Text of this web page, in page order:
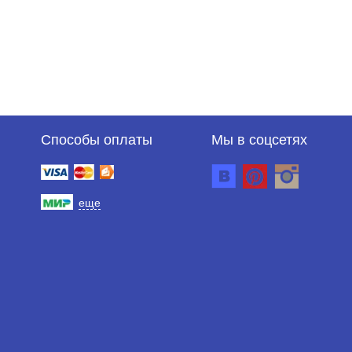
Способы оплаты
еще
Мы в соцсетях